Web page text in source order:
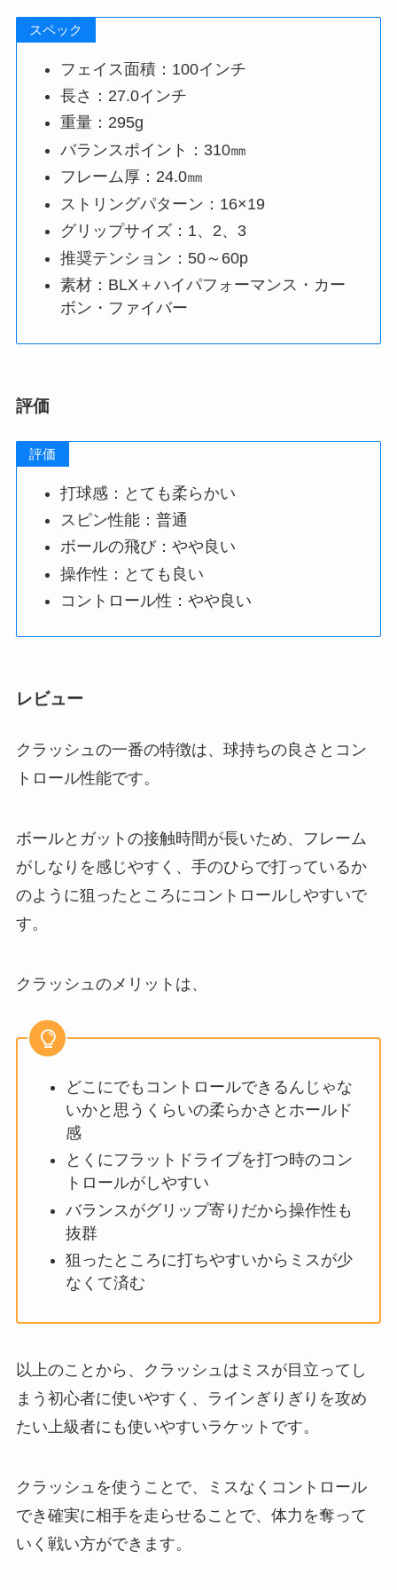
スペック
フェイス面積：100インチ
長さ：27.0インチ
重量：295g
バランスポイント：310㎜
フレーム厚：24.0㎜
ストリングパターン：16×19
グリップサイズ：1、2、3
推奨テンション：50～60p
素材：BLX＋ハイパフォーマンス・カー
ボン・ファイバー
評価
評価
打球感：とても柔らかい
スピン性能：普通
ボールの飛び：やや良い
操作性：とても良い
コントロール性：やや良い
レビュー
クラッシュの一番の特徴は、球持ちの良さとコン
トロール性能です。
ボールとガットの接触時間が長いため、フレーム
がしなりを感じやすく、手のひらで打っているか
のように狙ったところにコントロールしやすいで
す。
クラッシュのメリットは、
どこにでもコントロールできるんじゃな
いかと思うくらいの柔らかさとホールド
感
とくにフラットドライブを打つ時のコン
トロールがしやすい
バランスがグリップ寄りだから操作性も
抜群
狙ったところに打ちやすいからミスが少
なくて済む
以上のことから、クラッシュはミスが目立ってし
まう初心者に使いやすく、ラインぎりぎりを攻め
たい上級者にも使いやすいラケットです。
クラッシュを使うことで、ミスなくコントロール
でき確実に相手を走らせることで、体力を奪って
いく戦い方ができます。